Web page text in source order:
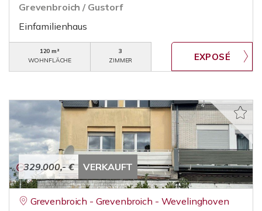
Grevenbroich / Gustorf
Einfamilienhaus
120 m²
WOHNFLÄCHE
3
ZIMMER
329.000,- € VERKAUFT
Grevenbroich - Grevenbroich - Wevelinghoven